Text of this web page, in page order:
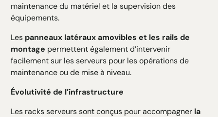
maintenance du matériel et la supervision des
équipements.
Les panneaux latéraux amovibles et les rails de
montage permettent également d’intervenir
facilement sur les serveurs pour les opérations de
maintenance ou de mise à niveau.
Évolutivité de l’infrastructure
Les racks serveurs sont conçus pour accompagner la